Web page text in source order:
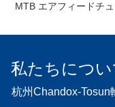
MTB エアフィードチ
私たちについ
杭州Chandox-Tosun